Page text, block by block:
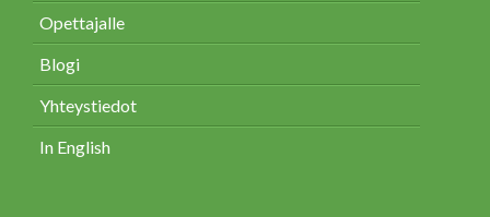
Opettajalle
Blogi
Yhteystiedot
In English